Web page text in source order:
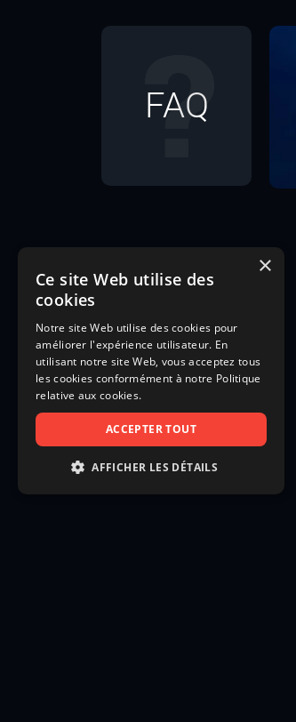
FAQ
×
Ce site Web utilise des
cookies
Notre site Web utilise des cookies pour
améliorer l'expérience utilisateur. En
utilisant notre site Web, vous acceptez tous
les cookies conformément à notre Politique
relative aux cookies.
ACCEPTER TOUT
AFFICHER LES DÉTAILS